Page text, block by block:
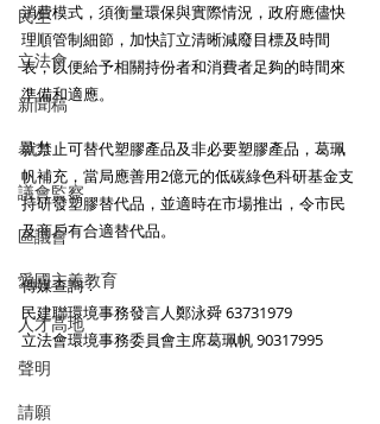
民生
立法會
新聞稿
暴力
議會監察
區議會
愛國主義教育
人才高地
聲明
請願
消費模式，須衡量環保與實際情況，政府應儘快
理順管制細節，加快訂立清晰減廢目標及時間
表，以便給予相關持份者和消費者足夠的時間來
準備和適應。
就禁止可替代塑膠產品及非必要塑膠產品，葛珮
帆補充，當局應善用2億元的低碳綠色科研基金支
持研發塑膠替代品，並適時在市場推出，令市民
及商戶有合適替代品。
傳媒查詢：
民建聯環境事務發言人鄭泳舜 63731979
立法會環境事務委員會主席葛珮帆 90317995